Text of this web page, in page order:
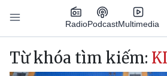
Nhảy đến nội dung
RadioPodcastMultimedia
Main navigation
Từ khóa tìm kiếm: